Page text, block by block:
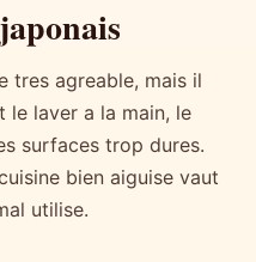
tres agreable, mais il
le laver a la main, le
surfaces trop dures.
bien aiguise vaut
utilise.